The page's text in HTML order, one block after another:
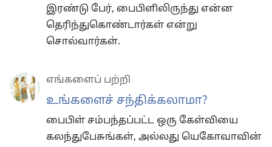
இரண்டு பேர், பைபிளிலிருந்து என்ன
தெரிந்துகொண்டார்கள் என்று
சொல்வார்கள்.
எங்களைப் பற்றி
உங்களைச் சந்திக்கலாமா?
பைபிள் சம்பந்தப்பட்ட ஒரு கேள்வியை
கலந்துபேசுங்கள், அல்லது யெகோவாவின்